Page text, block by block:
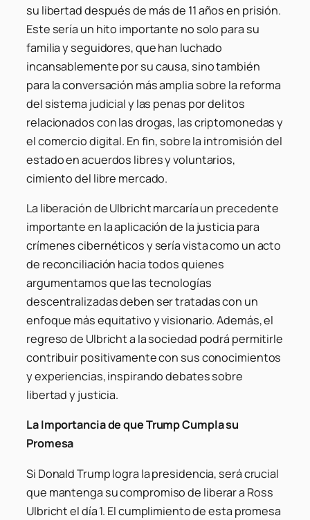
su libertad después de más de 11 años en prisión.
Este sería un hito importante no solo para su
familia y seguidores, que han luchado
incansablemente por su causa, sino también
para la conversación más amplia sobre la reforma
del sistema judicial y las penas por delitos
relacionados con las drogas, las criptomonedas y
el comercio digital. En fin, sobre la intromisión del
estado en acuerdos libres y voluntarios,
cimiento del libre mercado.
La liberación de Ulbricht marcaría un precedente
importante en la aplicación de la justicia para
crímenes cibernéticos y sería vista como un acto
de reconciliación hacia todos quienes
argumentamos que las tecnologías
descentralizadas deben ser tratadas con un
enfoque más equitativo y visionario. Además, el
regreso de Ulbricht a la sociedad podrá permitirle
contribuir positivamente con sus conocimientos
y experiencias, inspirando debates sobre
libertad y justicia.
La Importancia de que Trump Cumpla su
Promesa
Si Donald Trump logra la presidencia, será crucial
que mantenga su compromiso de liberar a Ross
Ulbricht el día 1. El cumplimiento de esta promesa